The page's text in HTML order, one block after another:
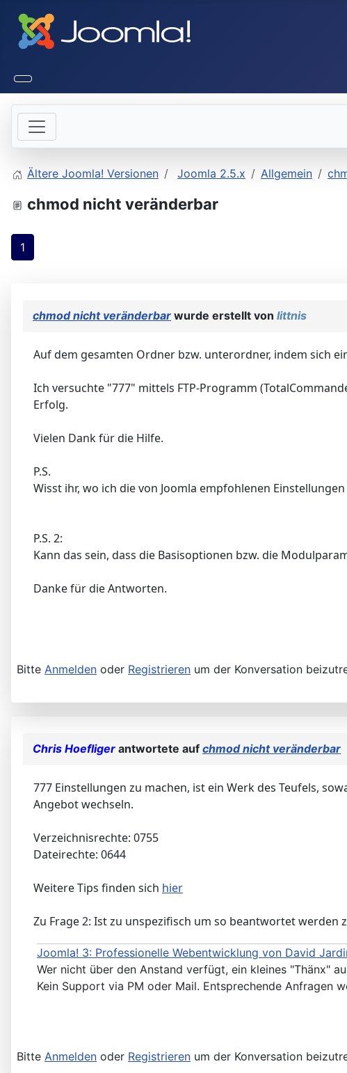
Ältere Joomla! Versionen Joomla 2.5.x Allgemein
chmod nicht veränderbar
1
chmod nicht veränderbar wurde erstellt von littnis
Auf dem gesamten Ordner bzw. unterordner, indem sich
Ich versuchte "777" mittels FTP-Programm
Erfolg.
Vielen Dank für die Hilfe.
P.S.
Wisst ihr, wo ich die von Joomla empfohlenen
P.S. 2:
Kann das sein, dass die Basisoptionen bzw. die
Danke für die Antworten.
Bitte Anmelden oder Registrieren um der Konversation
Chris Hoefliger antwortete auf chmod nicht veränderbar
777 Einstellungen zu machen, ist ein Werk des Teufels,
Angebot wechseln.
Verzeichnisrechte: 0755
Dateirechte: 0644
Weitere Tips finden sich hier
Zu Frage 2: Ist zu unspezifisch um so beantwortet werden
Joomla! 3: Professionelle Webentwicklung von David
Wer nicht über den Anstand verfügt, ein kleines "Thänx"
Kein Support via PM oder Mail. Entsprechende Anfragen
Bitte Anmelden oder Registrieren um der Konversation